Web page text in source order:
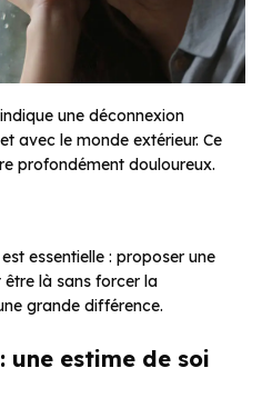
une déconnexion
avec le monde extérieur. Ce
profondément douloureux.
essentielle : proposer une
là sans forcer la
grande différence.
une estime de soi